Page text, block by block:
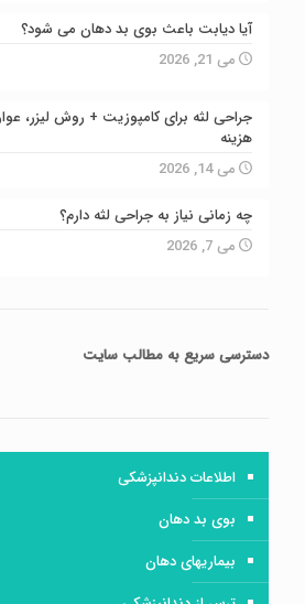
آیا دیابت باعث بوی بد دهان می شود؟
می 21, 2026
جراحی لثه برای کامپوزیت + روش لیزر،
هزینه
می 14, 2026
چه زمانی نیاز به جراحی لثه دارم؟
می 7, 2026
دسترسی سریعبه مطالب سایت
اطلاعات دندانپزشکی
بوی بد دهان
بیماریهای دهان